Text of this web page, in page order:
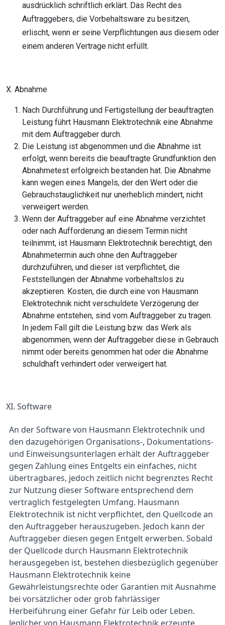
ausdrücklich schriftlich erklärt. Das Recht des
Auftraggebers, die Vorbehaltsware zu besitzen,
erlischt, wenn er seine Verpflichtungen aus diesem oder
einem anderen Vertrage nicht erfüllt.
X. Abnahme
Nach Durchführung und Fertigstellung der beauftragten
Leistung führt Hausmann Elektrotechnik eine Abnahme
mit dem Auftraggeber durch.
Die Leistung ist abgenommen und die Abnahme ist
erfolgt, wenn bereits die beauftragte Grundfunktion den
Abnahmetest erfolgreich bestanden hat. Die Abnahme
kann wegen eines Mangels, der den Wert oder die
Gebrauchstauglichkeit nur unerheblich mindert, nicht
verweigert werden.
Wenn der Auftraggeber auf eine Abnahme verzichtet
oder nach Aufforderung an diesem Termin nicht
teilnimmt, ist Hausmann Elektrotechnik berechtigt, den
Abnahmetermin auch ohne den Auftraggeber
durchzuführen, und dieser ist verpflichtet, die
Feststellungen der Abnahme vorbehaltslos zu
akzeptieren. Kosten, die durch eine von Hausmann
Elektrotechnik nicht verschuldete Verzögerung der
Abnahme entstehen, sind vom Auftraggeber zu tragen.
In jedem Fall gilt die Leistung bzw. das Werk als
abgenommen, wenn der Auftraggeber diese in Gebrauch
nimmt oder bereits genommen hat oder die Abnahme
schuldhaft verhindert oder verweigert hat.
XI. Software
An der Software von Hausmann Elektrotechnik und
den dazugehörigen Organisations-, Dokumentations-
und Einweisungsunterlagen erhält der Auftraggeber
gegen Zahlung eines Entgelts ein einfaches, nicht
übertragbares, jedoch zeitlich nicht begrenztes Recht
zur Nutzung dieser Software entsprechend dem
vertraglich festgelegten Umfang. Hausmann
Elektrotechnik ist nicht verpflichtet, den Quellcode an
den Auftraggeber herauszugeben. Jedoch kann der
Auftraggeber diesen gegen Entgelt erwerben. Sobald
der Quellcode durch Hausmann Elektrotechnik
herausgegeben ist, bestehen diesbezüglich gegenüber
Hausmann Elektrotechnik keine
Gewährleistungsrechte oder Garantien mit Ausnahme
bei vorsätzlicher oder grob fahrlässiger
Herbeiführung einer Gefahr für Leib oder Leben.